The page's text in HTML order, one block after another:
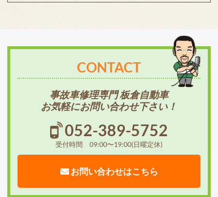
CONTACT
事故車修理専門 板倉自動車
お気軽にお問い合わせ下さい！
052-389-5752
受付時間 09:00〜19:00(日曜定休)
お問い合わせはこちら